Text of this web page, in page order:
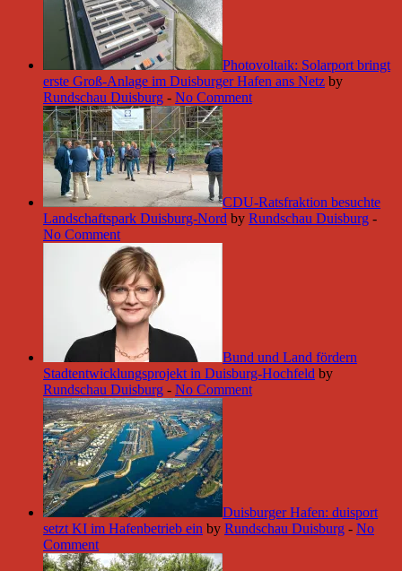
Photovoltaik: Solarport bringt
erste Groß-Anlage im Duisburger Hafen ans Netz by
Rundschau Duisburg - No Comment
CDU-Ratsfraktion besuchte
Landschaftspark Duisburg-Nord by Rundschau Duisburg -
No Comment
Bund und Land fördern
Stadtentwicklungsprojekt in Duisburg-Hochfeld by
Rundschau Duisburg - No Comment
Duisburger Hafen: duisport
setzt KI im Hafenbetrieb ein by Rundschau Duisburg - No
Comment